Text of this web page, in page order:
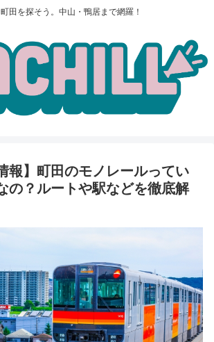
田を探そう。中山・鴨居まで網羅！
報】町田のモノレールってい
の？ルートや駅などを徹底解